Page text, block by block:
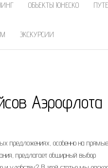
ОБЪЕКТЫ ЮНЕСКО
ЭКСКУРСИИ
Аэрофлота
предложениях, особенно на прямые
предлагает обширный выбор